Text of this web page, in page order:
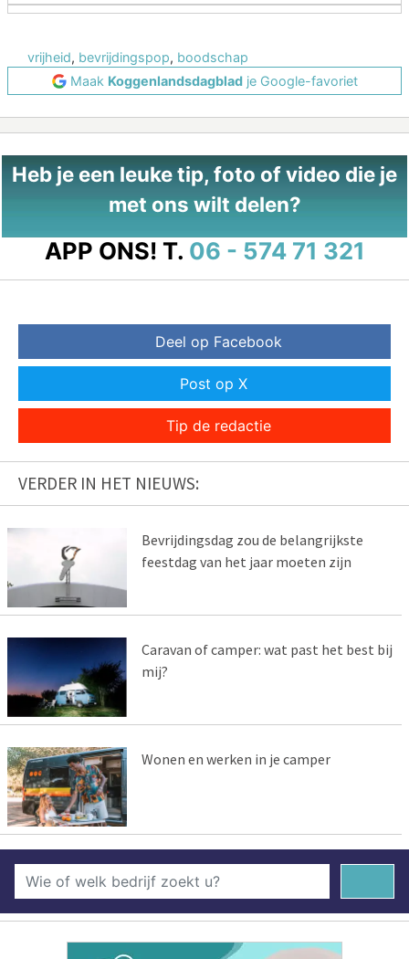
vrijheid, bevrijdingspop, boodschap
Maak Koggenlandsdagbladje Google-favoriet
Heb je een leuke tip, foto of video die je
met ons wilt delen?
APP ONS! T. 06 - 574 71 321
Deel op Facebook
Post op X
Tip de redactie
VERDER IN HET NIEUWS:
Bevrijdingsdag zou de belangrijkste
feestdag van het jaar moeten zijn
Caravan of camper: wat past het best bij
mij?
Wonen en werken in je camper